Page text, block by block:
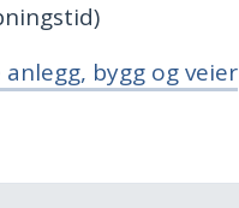
bygg og veier